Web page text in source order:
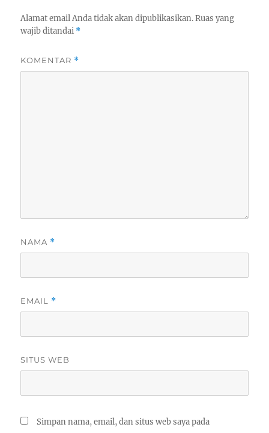
Alamat email Anda tidak akan dipublikasikan. Ruas yang
wajib ditandai *
KOMENTAR *
NAMA *
EMAIL *
SITUS WEB
Simpan nama, email, dan situs web saya pada